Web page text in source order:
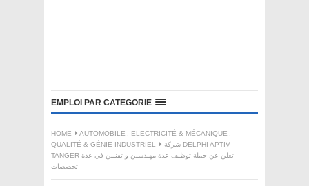
EMPLOI PAR CATEGORIE
HOME AUTOMOBILE , ELECTRICITÉ & MÉCANIQUE ,
QUALITÉ & GÉNIE INDUSTRIEL
شركة DELPHI APTIV
TANGER تعلن عن حملة توظيف عدة مهندسين و تقنيين في عدة
تخصصات